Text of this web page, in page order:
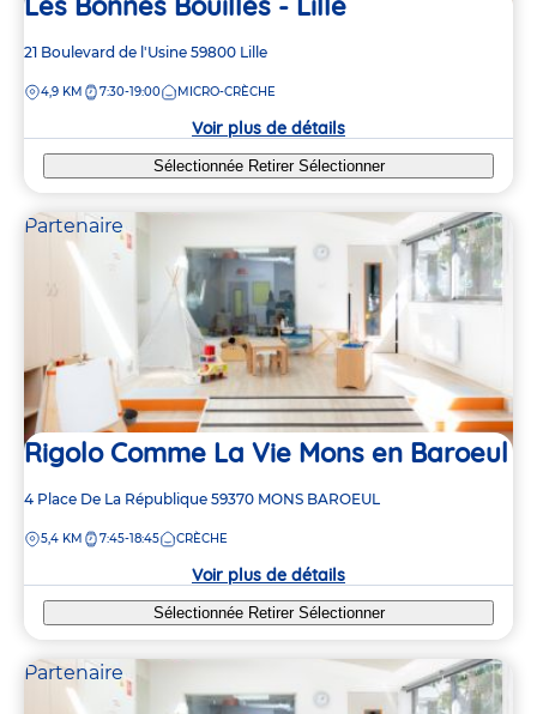
Adresse
la
21 Boulevard de l'Usine 59800 Lille
DISTANCE
4,9 KM 7:30-19:00 MICRO-CRÈCHE
Voir plus de détails
Sélectionnée Retirer Sélectionner
Partenaire
Rigolo Comme La Vie Mons en Baroeul
Adresse
la
4 Place De La République 59370 MONS BAROEUL
DISTANCE
5,4 KM 7:45-18:45 CRÈCHE
Voir plus de détails
Sélectionnée Retirer Sélectionner
Partenaire